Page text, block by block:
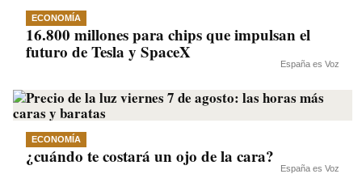
ECONOMÍA
16.800 millones para chips que impulsan el
futuro de Tesla y SpaceX
España es Voz
ECONOMÍA
¿cuándo te costará un ojo de la cara?
España es Voz